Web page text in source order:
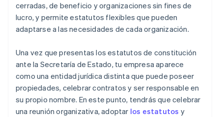
cerradas, de beneficio y organizaciones sin fines de
lucro, y permite estatutos flexibles que pueden
adaptarse a las necesidades de cada organización.
Una vez que presentas los estatutos de constitución
ante la Secretaría de Estado, tu empresa aparece
como una entidad jurídica distinta que puede poseer
propiedades, celebrar contratos y ser responsable en
su propio nombre. En este punto, tendrás que celebrar
una reunión organizativa, adoptar los estatutos y